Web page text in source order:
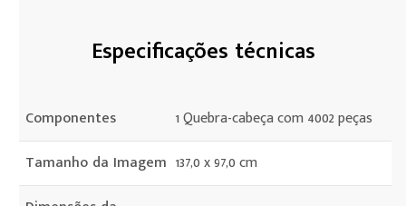
Especificações técnicas
Componentes
1 Quebra-cabeça com 4002 peças
Tamanho da Imagem 137,0 x 97,0 cm